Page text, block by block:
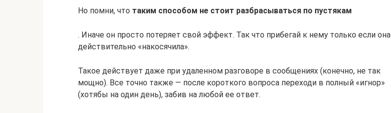
Но помни, что таким способом не стоит разбрасываться по пустякам
. Иначе он просто потеряет свой эффект. Так что прибегай к нему только если она
действительно «накосячила».
Такое действует даже при удаленном разговоре в сообщениях (конечно, не так
мощно). Все точно также — после короткого вопроса переходи в полный «игнор»
(хотябы на один день), забив на любой ее ответ.